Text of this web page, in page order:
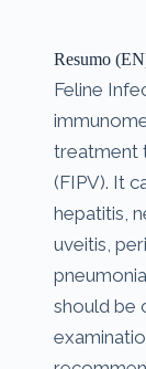
Resumo
Feline
treatment
(FIPV). It
hepatitis,
uveitis,
should be